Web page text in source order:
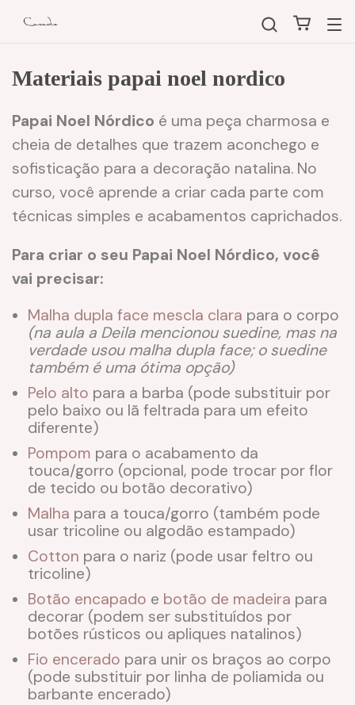
Materiais papai noel nordico
Papai Noel Nórdico é uma peça charmosa e
cheia de detalhes que trazem aconchego e
sofisticação para a decoração natalina. No
curso, você aprende a criar cada parte com
técnicas simples e acabamentos caprichados.
Para criar o seu Papai Noel Nórdico, você
vai precisar:
Malha dupla face mescla clara para o corpo
(na aula a Deila mencionou suedine, mas na
verdade usou malha dupla face; o suedine
também é uma ótima opção)
Pelo alto para a barba (pode substituir por
pelo baixo ou lã feltrada para um efeito
diferente)
Pompom para o acabamento da
touca/gorro (opcional, pode trocar por flor
de tecido ou botão decorativo)
Malha para a touca/gorro (também pode
usar tricoline ou algodão estampado)
Cotton para o nariz (pode usar feltro ou
tricoline)
Botão encapado e botão de madeira para
decorar (podem ser substituídos por
botões rústicos ou apliques natalinos)
Fio encerado para unir os braços ao corpo
(pode substituir por linha de poliamida ou
barbante encerado)